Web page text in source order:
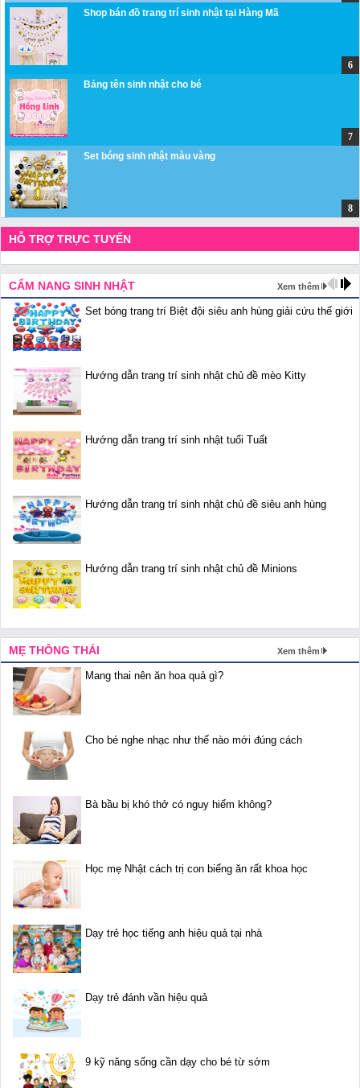
Shop bán đồ trang trí sinh nhật tại Hàng Mã
Bảng tên sinh nhật cho bé
Set bóng sinh nhật màu vàng
HỖ TRỢ TRỰC TUYẾN
CẨM NANG SINH NHẬT Xem thêm
Set bóng trang trí Biệt đội siêu anh hùng giải cứu thế giới
Hướng dẫn trang trí sinh nhật chủ đề mèo Kitty
Hướng dẫn trang trí sinh nhật tuổi Tuất
Hướng dẫn trang trí sinh nhật chủ đề siêu anh hùng
Hướng dẫn trang trí sinh nhật chủ đề Minions
MẸ THÔNG THÁI Xem thêm
Mang thai nên ăn hoa quả gì?
Cho bé nghe nhạc như thế nào mới đúng cách
Bà bầu bị khó thở có nguy hiểm không?
Học mẹ Nhật cách trị con biếng ăn rất khoa học
Dạy trẻ học tiếng anh hiệu quả tại nhà
Dạy trẻ đánh vần hiệu quả
9 kỹ năng sống cần dạy cho bé từ sớm